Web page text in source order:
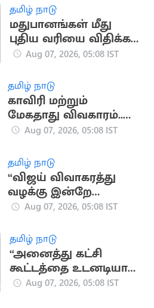
தமிழ் நாடு
மதுபானங்கள் மீது
புதிய வரியை விதிக்க
தமிழ்நாடு அரசு முடிவு
Aug 07, 2026, 05:08 IST
தமிழ் நாடு
காவிரி மற்றும்
மேகதாது விவகாரம்..
அனல் பறந்த விவாதம்
Aug 07, 2026, 05:08 IST
தமிழ் நாடு
“விஜய் விவாகரத்து
வழக்கு இன்றே
விசாரிக்க வேண்டும்”..
Aug 07, 2026, 05:08 IST
தமிழ் நாடு
“அனைத்து கட்சி
கூட்டத்தை உடனடியாக
கூட்ட வேண்டும்”..
Aug 07, 2026, 05:08 IST